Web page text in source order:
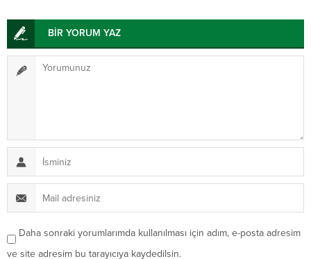
BİR YORUM YAZ
Daha sonraki yorumlarımda kullanılması için adım, e-posta adresim
ve site adresim bu tarayıcıya kaydedilsin.